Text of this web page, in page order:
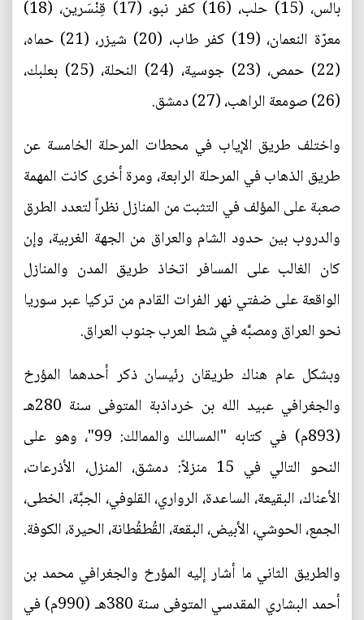
بالس، (15) حلب، (16) كفر نبو، (17) قِنْسَرين، (18)
معرّة النعمان، (19) كفر طاب، (20) شيزر، (21) حماه،
(22) حمص، (23) جوسية، (24) النحلة، (25) بعلبك،
(26) صومعة الراهب، (27) دمشق.
واختلف طريق الإياب في محطات المرحلة الخامسة عن
طريق الذهاب في المرحلة الرابعة، ومرة أخرى كانت المهمة
صعبة على المؤلف في التثبت من المنازل نظراً لتعدد الطرق
والدروب بين حدود الشام والعراق من الجهة الغربية، وإن
كان الغالب على المسافر اتخاذ طريق المدن والمنازل
الواقعة على ضفتي نهر الفرات القادم من تركيا عبر سوريا
نحو العراق ومصبَّه في شط العرب جنوب العراق.
وبشكل عام هناك طريقان رئيسان ذكر أحدهما المؤرخ
والجغرافي عبيد الله بن خرداذبة المتوفى سنة 280هـ
(893م) في كتابه "المسالك والممالك: 99"، وهو على
النحو التالي في 15 منزلاً: دمشق، المنزل، الأذرعات،
الأعناك، البقيعة، الساعدة، الرواري، القلوفي، الجبَّة، الخطى،
الجمع، الحوشي، الأبيض، البقعة، القُطقُطانة، الحيرة، الكوفة.
والطريق الثاني ما أشار إليه المؤرخ والجغرافي محمد بن
أحمد البشاري المقدسي المتوفى سنة 380هـ (990م) في